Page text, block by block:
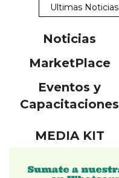
Ultimas Noticias
Noticias
MarketPlace
Eventos y
Capacitaciones
MEDIA KIT